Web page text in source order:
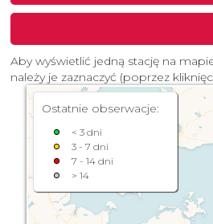
Aby wyświetlić jedną stację na
należy je zaznaczyć (poprzez
Ostatnie obserwacje:
< 3 dni
3 - 7 dni
7 - 14 dni
> 14